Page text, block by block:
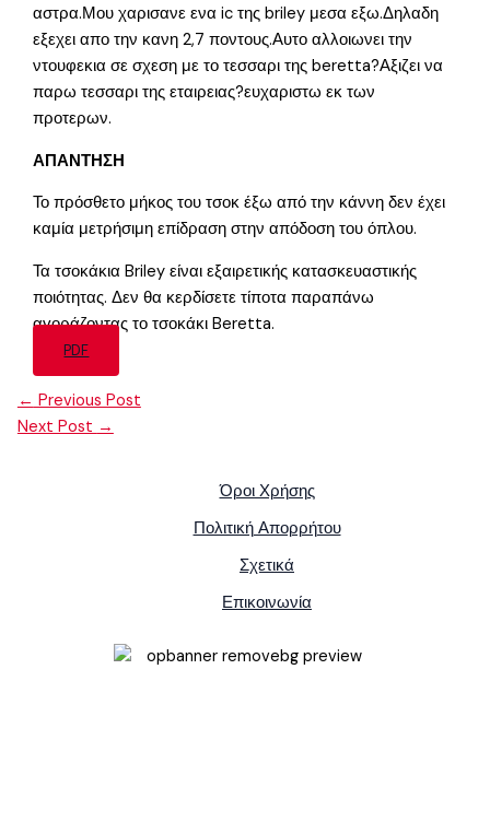
αστρα.Μου χαρισανε ενα ic της briley μεσα εξω.Δηλαδη
εξεχει απο την κανη 2,7 ποντους.Αυτο αλλοιωνει την
ντουφεκια σε σχεση με το τεσσαρι της beretta?Αξιζει να
παρω τεσσαρι της εταιρειας?ευχαριστω εκ των
προτερων.
ΑΠΑΝΤΗΣΗ
Το πρόσθετο μήκος του τσοκ έξω από την κάννη δεν έχει
καμία μετρήσιμη επίδραση στην απόδοση του όπλου.
Τα τσοκάκια Briley είναι εξαιρετικής κατασκευαστικής
ποιότητας. Δεν θα κερδίσετε τίποτα παραπάνω
αγοράζοντας το τσοκάκι Beretta.
PDF
← Previous Post
Next Post →
Όροι Χρήσης
Πολιτική Απορρήτου
Σχετικά
Επικοινωνία